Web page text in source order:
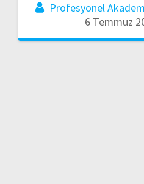
Profesyonel
6 Temmuz